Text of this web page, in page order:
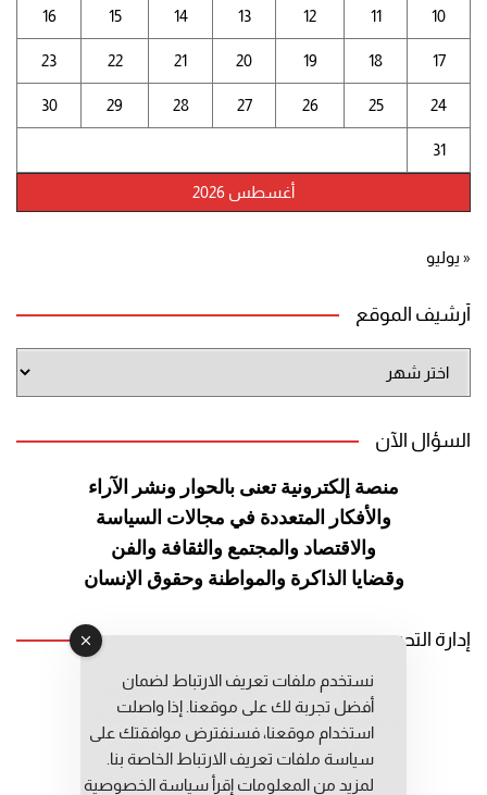
أغسطس 2026
10
11
12
13
14
15
16
17
18
19
20
21
22
23
24
25
26
27
28
29
30
31
« يوليو
أرشيف الموقع
الموقع
السؤال الآن
منصة إلكترونية تعنى بالحوار ونشر الآراء
والأفكار المتعددة في مجالات السياسة
والاقتصاد والمجتمع والثقافة والفن
وقضايا الذاكرة والمواطنة وحقوق الإنسان
إدارة التحرير
رئيس التحرير: عبد الرحيم التوراني
رئيس التحرير المساعد: المعطي قبال
مديرة التحرير: فاطمة حوحو
نستخدم ملفات تعريف الارتباط لضمان
أفضل تجربة لك على موقعنا. إذا واصلت
استخدام موقعنا، فسنفترض موافقتك على
سياسة ملفات تعريف الارتباط الخاصة بنا.
لمزيد من المعلومات إقرأ سياسة الخصوصية